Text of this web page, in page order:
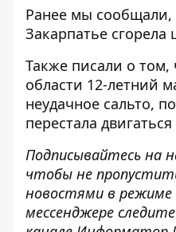
Ранее мы сообщали,
Закарпатье сгорела
Также писали о том,
области 12-летний
неудачное сальто,
перестала двигаться
Подписывайтесь на
чтобы не
новостями в режиме
мессенджере